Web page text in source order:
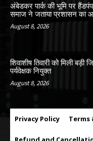
अंबेडकर पार्क की भूमि पर
समाज ने जताया प्रशासन का
August 8, 2026
शिवाशीष तिवारी को मिली बड़ी
पर्यवेक्षक नियुक्त
August 8, 2026
Privacy Policy Terms